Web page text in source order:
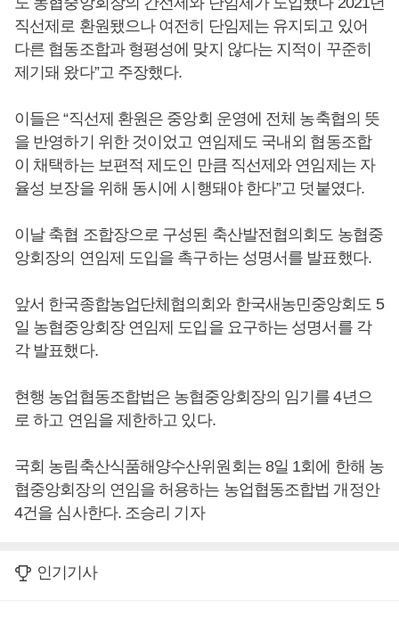
직선제로 환원됐으나 여전히 단임제는 유지되고 있어
다른 협동조합과 형평성에 맞지 않다는 지적이 꾸준히
제기돼 왔다”고 주장했다.
이들은 “직선제 환원은 중앙회 운영에 전체 농축협의 뜻
을 반영하기 위한 것이었고 연임제도 국내외 협동조합
이 채택하는 보편적 제도인 만큼 직선제와 연임제는 자
율성 보장을 위해 동시에 시행돼야 한다”고 덧붙였다.
이날 축협 조합장으로 구성된 축산발전협의회도 농협중
앙회장의 연임제 도입을 촉구하는 성명서를 발표했다.
앞서 한국종합농업단체협의회와 한국새농민중앙회도 5
일 농협중앙회장 연임제 도입을 요구하는 성명서를 각
각 발표했다.
현행 농업협동조합법은 농협중앙회장의 임기를 4년으
로 하고 연임을 제한하고 있다.
국회 농림축산식품해양수산위원회는 8일 1회에 한해 농
협중앙회장의 연임을 허용하는 농업협동조합법 개정안
4건을 심사한다. 조승리 기자
인기기사